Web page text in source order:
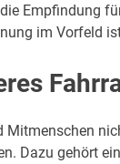
Empfindung
im Vorfeld
Mitmenschen
Dazu gehört